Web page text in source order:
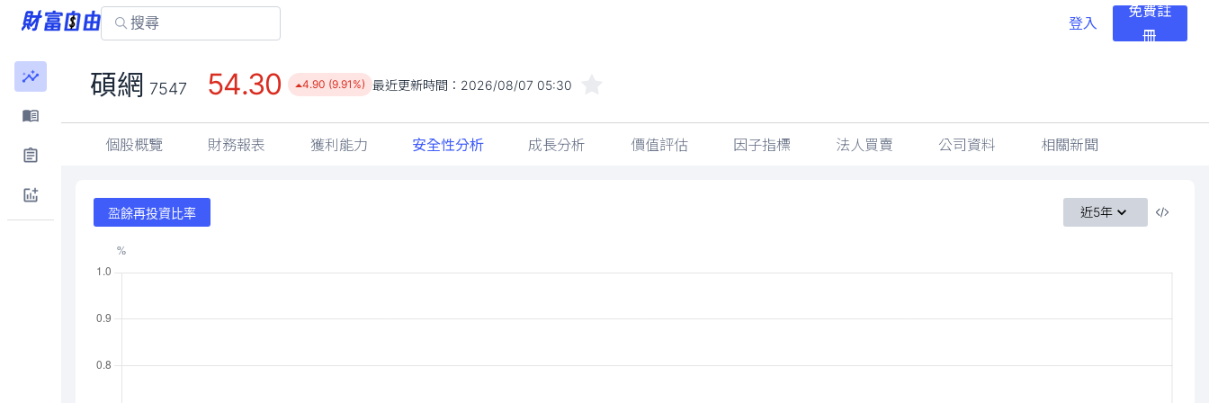
登入
免費註
冊
碩網 7547 54.30 4.90 (9.91%) 最近更新時間： 2026/08/07 05:30
個股概覽 財務報表 獲利能力 安全性分析 成長分析 價值評估 因子指標 法人買賣 公司資料 相關新聞
盈餘再投資比率 近5年